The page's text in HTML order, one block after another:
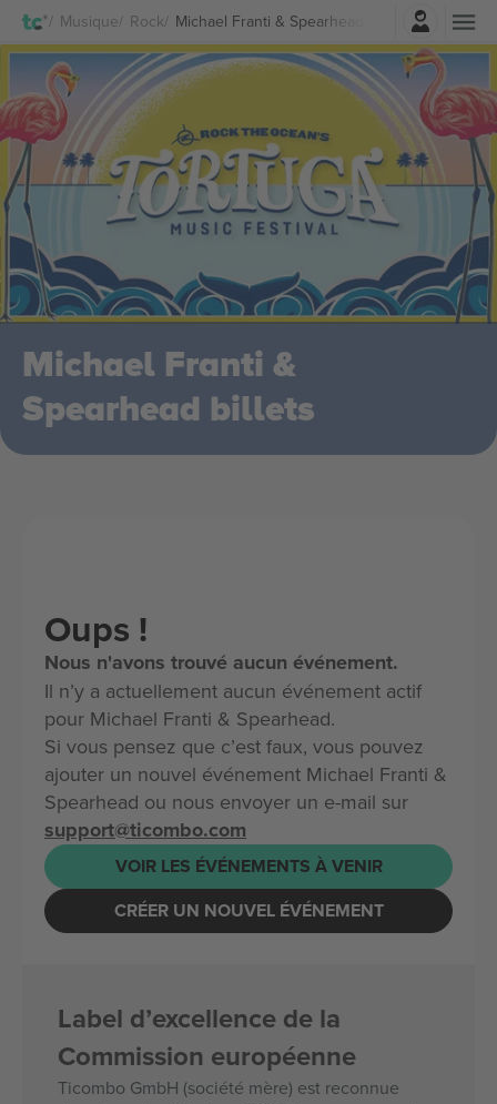
Musique Rock Michael Franti & Spearhead Billets
Connexion
Michael Franti &
Spearhead billets
Oups !
Nous n'avons trouvé aucun événement.
Il n’y a actuellement aucun événement actif
pour Michael Franti & Spearhead.
Si vous pensez que c’est faux, vous pouvez
ajouter un nouvel événement Michael Franti &
Spearhead ou nous envoyer un e-mail sur
support@ticombo.com
VOIR LES ÉVÉNEMENTS À VENIR
CRÉER UN NOUVEL ÉVÉNEMENT
Label d’excellence de la
Commission européenne
Ticombo GmbH (société mère) est reconnue